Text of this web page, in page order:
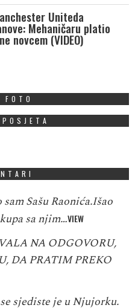
Uniteda
Mehaničaru platio
novcem (VIDEO)
FOTO
sam Sašu Raonića.Išao
sa njim…VIEW
NA ODGOVORU,
DA PRATIM PREKO
sjediste je u Njujorku.